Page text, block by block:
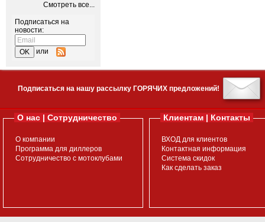
Смотреть все...
Подписаться на
новости:
или
Подписаться на нашу рассылку ГОРЯЧИХ предложений!
О нас | Сотрудничество
О компании
Программа для диллеров
Сотрудничество с мотоклубами
Клиентам | Контакты
ВХОД для клиентов
Контактная информация
Система скидок
Как сделать заказ